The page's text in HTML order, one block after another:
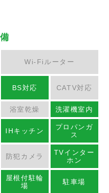
Wi-Fiルーター
BS対応 CATV対応
浴室乾燥 洗濯機室内
IHキッチン
プロパンガ
ス
防犯カメラ
TVインター
ホン
屋根付駐輪
場
駐車場